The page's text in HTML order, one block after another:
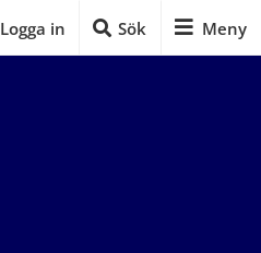
Logga in Sök Meny